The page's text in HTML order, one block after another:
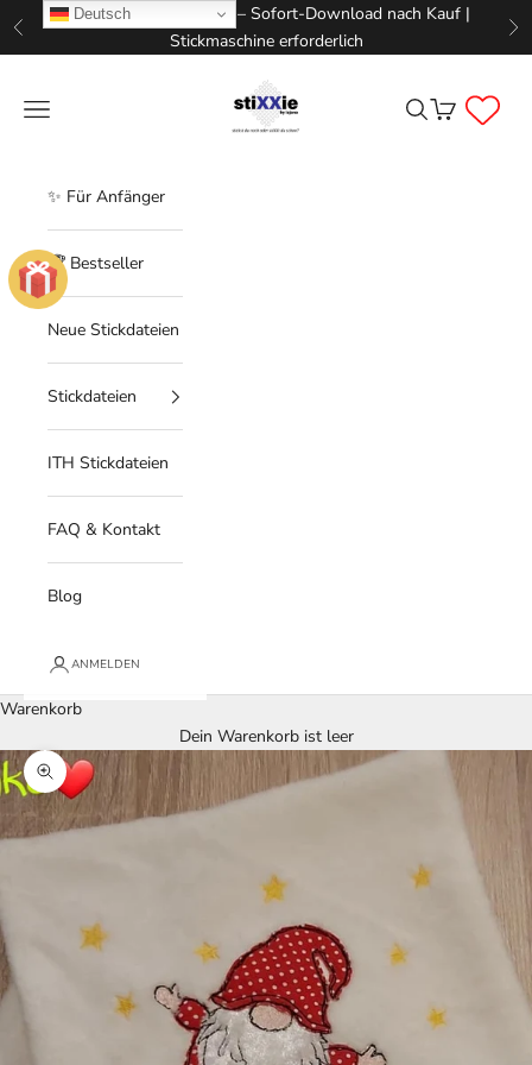
Zum Inhalt springen
Zurück
📥 Digitale Stickdateien – Sofort-Download nach Kauf |
Stickmaschine erforderlich
STIXXIE LLC
Menü
SuchenWarenkorb
✨ Für Anfänger
🏆 Bestseller
Neue Stickdateien
Stickdateien
ITH Stickdateien
FAQ & Kontakt
Blog
ANMELDEN
Warenkorb
Dein Warenkorb ist leer
Bild vergrößern
Deutsch